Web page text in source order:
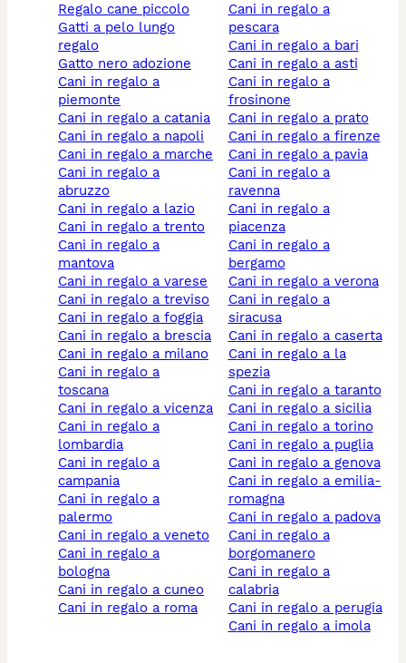
regalo cane piccolo
gatti a pelo lungo
regalo
gatto nero adozione
cani in regalo a
piemonte
cani in regalo a catania
cani in regalo a napoli
cani in regalo a marche
cani in regalo a
abruzzo
cani in regalo a lazio
cani in regalo a trento
cani in regalo a
mantova
cani in regalo a varese
cani in regalo a treviso
cani in regalo a foggia
cani in regalo a brescia
cani in regalo a milano
cani in regalo a
toscana
cani in regalo a vicenza
cani in regalo a
lombardia
cani in regalo a
campania
cani in regalo a
palermo
cani in regalo a veneto
cani in regalo a
bologna
cani in regalo a cuneo
cani in regalo a roma
cani in regalo a
pescara
cani in regalo a bari
cani in regalo a asti
cani in regalo a
frosinone
cani in regalo a prato
cani in regalo a firenze
cani in regalo a pavia
cani in regalo a
ravenna
cani in regalo a
piacenza
cani in regalo a
bergamo
cani in regalo a verona
cani in regalo a
siracusa
cani in regalo a caserta
cani in regalo a la
spezia
cani in regalo a taranto
cani in regalo a sicilia
cani in regalo a torino
cani in regalo a puglia
cani in regalo a genova
cani in regalo a emilia-
romagna
cani in regalo a padova
cani in regalo a
borgomanero
cani in regalo a
calabria
cani in regalo a perugia
cani in regalo a imola